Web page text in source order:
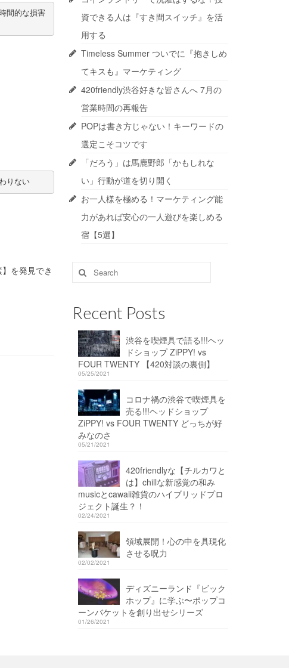
間的な損害
りない
を発見でき
資できる人は『すき間スイッチ』を活
用する
Timeless Summer ついでに『抱きしめ
てキスも』マーケティング
420friendly渋谷好きな皆さんへ 7月の
営業時間の再報告
POPは書き方じゃない！キーワードの
選定こそコツです
「だろう」は馬鹿野郎「かもしれな
い」行動が道を切り開く
お一人様を極める！マーケティング能
力があれば安心の一人遊びを楽しめる
宿【5選】
Search
for:
Recent Posts
渋谷を喫煙具で語る!!!ヘッ
ドショップ ZiPPY! vs
FOUR TWENTY 【420対談の裏側】
05/25/2021
コロナ禍の渋谷で喫煙具を
売る!!!ヘッドショップ
ZiPPY! vs FOUR TWENTY どっちが好
みなのさ
05/21/2021
420friendlyな【チルカワと
は】chillな新感覚の和み
musicとcawaii雑貨のハイブリッドプロ
ジェクト誕生？！
02/24/2021
領域展開！心の中を具現化
させる呪力
02/02/2021
ディズニーランド『ビック
ホップ』に学ぶ〜ポップコ
ーンバケットを創り出せシリーズ
01/26/2021